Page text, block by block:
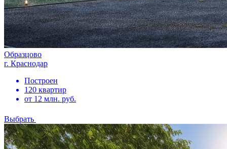
Образцово
г. Краснодар
Построен
120 квартир
от 12 млн. руб.
Выбрать